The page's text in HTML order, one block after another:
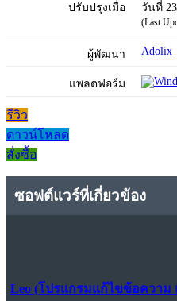
ปรับปรุงเมื่อ วันที่
(Last
ผู้พัฒนา Adolix
แพลตฟอร์ม
รีวิว
ดาวน์โหลด
สั่งซื้อ
ซอฟต์แวร์ที่เกี่ยวข้อง
Leo (โปรแกรมแก้ไขข้อความ